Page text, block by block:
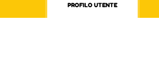
PROFILO UTENTE